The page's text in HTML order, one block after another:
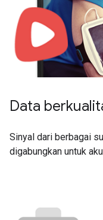
Data
Sinyal dari berbagai
digabungkan untuk